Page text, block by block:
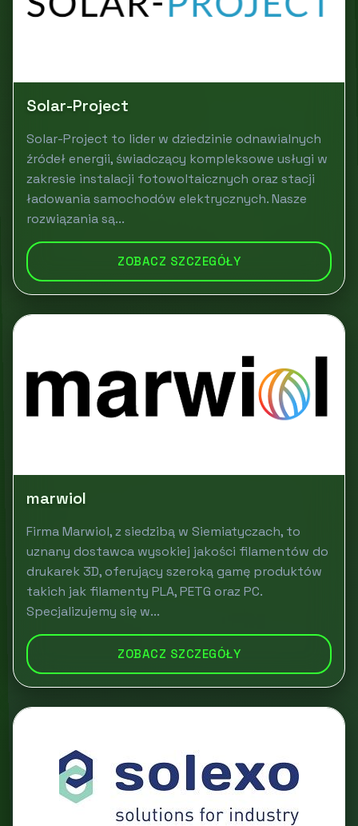
Solar-Project
Solar-Project to lider w dziedzinie odnawialnych
źródeł energii, świadczący kompleksowe usługi w
zakresie instalacji fotowoltaicznych oraz stacji
ładowania samochodów elektrycznych. Nasze
rozwiązania są...
ZOBACZ SZCZEGÓŁY
marwiol
Firma Marwiol, z siedzibą w Siemiatyczach, to
uznany dostawca wysokiej jakości filamentów do
drukarek 3D, oferujący szeroką gamę produktów
takich jak filamenty PLA, PETG oraz PC.
Specjalizujemy się w...
ZOBACZ SZCZEGÓŁY